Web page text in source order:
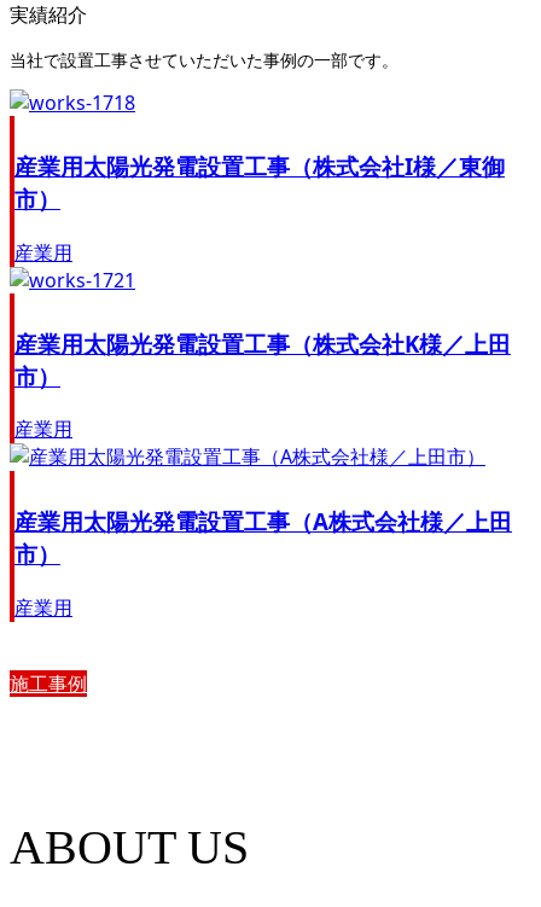
実績紹介
当社で設置工事させていただいた事例の一部です。
産業用太陽光発電設置工事（株式会社I様／東御
市）
産業用
産業用太陽光発電設置工事（株式会社K様／上田
市）
産業用
産業用太陽光発電設置工事（A株式会社様／上田
市）
産業用
施工事例
ABOUT US